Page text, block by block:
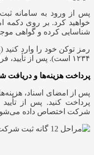
پس از ورود به سامانه
خواهید کرد. بر روی دکمه
شناسایی کرده و گواهی
۱۲۳۴ است). پس از تأیید، فرآیند امضا تکمیل می‌شود.
پرداخت هزینه‌ها و دریافت
پس از امضای اسناد،
پرداخت کنید. پس از
شرکت اختصاص داده